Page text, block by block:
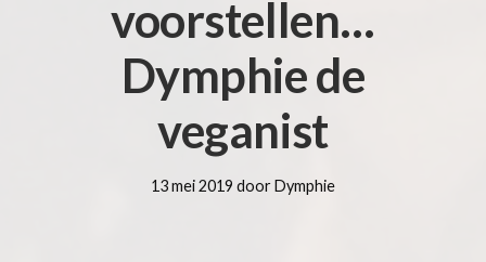
voorstellen…
Dymphie de
veganist
13 mei 2019 door Dymphie